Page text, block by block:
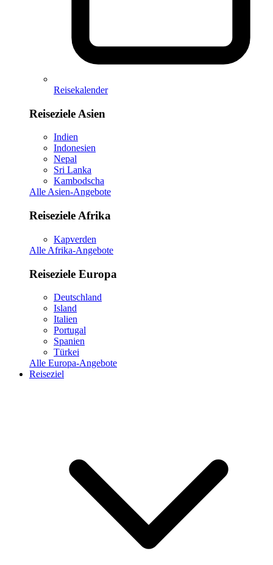
Reisekalender
Reiseziele Asien
Indien
Indonesien
Nepal
Sri Lanka
Kambodscha
Alle Asien-Angebote
Reiseziele Afrika
Kapverden
Alle Afrika-Angebote
Reiseziele Europa
Deutschland
Island
Italien
Portugal
Spanien
Türkei
Alle Europa-Angebote
Reiseziel